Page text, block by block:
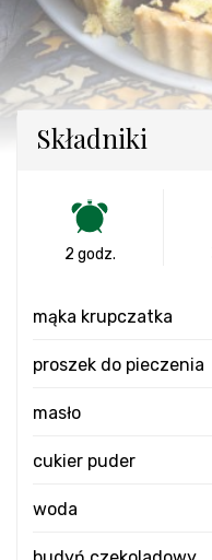
Składniki
2 godz.
mąka krupczatka
proszek do pieczenia
masło
cukier puder
woda